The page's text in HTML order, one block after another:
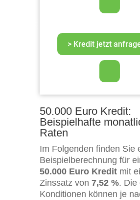
50.000 Euro Kredit:
Beispielhafte
Raten
Im Folgenden finden Sie
Beispielberechnung für
50.000 Euro Kreditmit
Zinssatz von 7,52 %. Die
Konditionen können je